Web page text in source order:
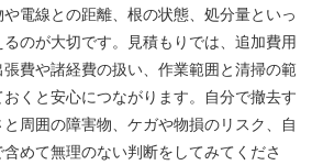
電線との距離、根の状態、処分量といっ
のが大切です。見積もりでは、追加費用
費や諸経費の扱い、作業範囲と清掃の範
くと安心につながります。自分で撤去す
周囲の障害物、ケガや物損のリスク、自
めて無理のない判断をしてみてくださ